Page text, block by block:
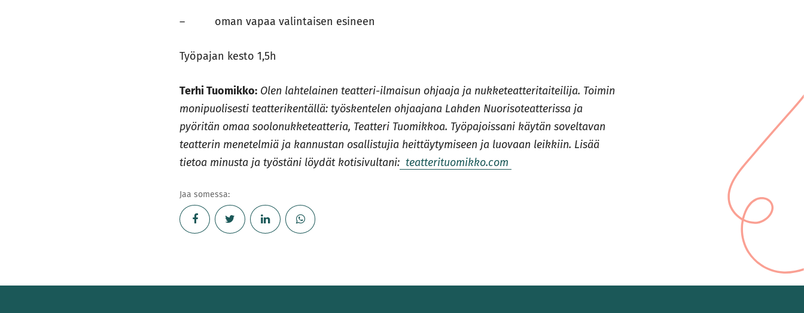
– oman vapaa valintaisen esineen
Työpajan kesto 1,5h
Terhi Tuomikko: Olen lahtelainen teatteri-ilmaisun ohjaaja ja nukketeatteritaiteilija. Toimin
monipuolisesti teatterikentällä: työskentelen ohjaajana Lahden Nuorisoteatterissa ja
pyöritän omaa soolonukketeatteria, Teatteri Tuomikkoa. Työpajoissani käytän soveltavan
teatterin menetelmiä ja kannustan osallistujia heittäytymiseen ja luovaan leikkiin. Lisää
tietoa minusta ja työstäni löydät kotisivultani: teatterituomikko.com
Jaa somessa: